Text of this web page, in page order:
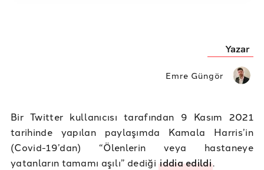
Yazar
Emre Güngör
Bir Twitter kullanıcısı tarafından 9 Kasım 2021
tarihinde yapılan paylaşımda Kamala Harris’in
(Covid-19’dan) “Ölenlerin veya hastaneye
yatanların tamamı aşılı” dediğiiddia edildi.